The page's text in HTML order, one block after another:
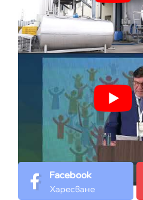
Facebook
Харесване